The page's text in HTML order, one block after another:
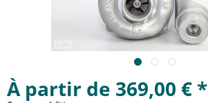
À partir de 369,00 € *